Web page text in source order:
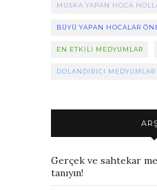
MUSKA YAPAN HOCA
BÜYÜ YAPAN HOCALAR
EN ETKILI MEDYUMLAR
DOLANDIRICI MEDYUMLAR
Gerçek ve sahtekar
tanıyın!